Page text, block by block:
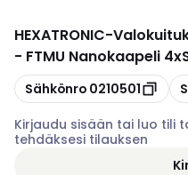
HEXATRONIC-
- FTMU Nanokaapeli
Kopioi
Sähkönro 0210501
Kirjaudu sisään tai luo tili
tehdäksesi tilauksen